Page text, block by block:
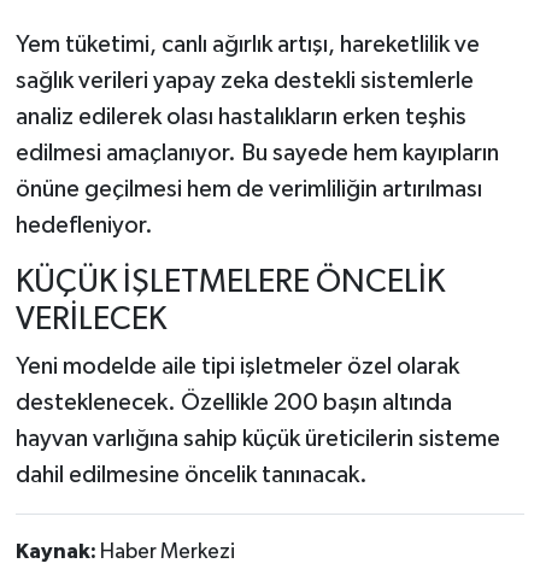
Yem tüketimi, canlı ağırlık artışı, hareketlilik ve
sağlık verileri yapay zeka destekli sistemlerle
analiz edilerek olası hastalıkların erken teşhis
edilmesi amaçlanıyor. Bu sayede hem kayıpların
önüne geçilmesi hem de verimliliğin artırılması
hedefleniyor.
KÜÇÜK İŞLETMELERE ÖNCELİK
VERİLECEK
Yeni modelde aile tipi işletmeler özel olarak
desteklenecek. Özellikle 200 başın altında
hayvan varlığına sahip küçük üreticilerin sisteme
dahil edilmesine öncelik tanınacak.
Kaynak: Haber Merkezi